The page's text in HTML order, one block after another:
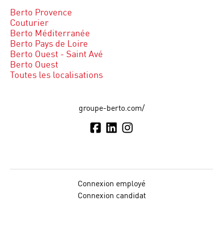
Berto Provence
Couturier
Berto Méditerranée
Berto Pays de Loire
Berto Ouest - Saint Avé
Berto Ouest
Toutes les localisations
groupe-berto.com/
Connexion employé
Connexion candidat